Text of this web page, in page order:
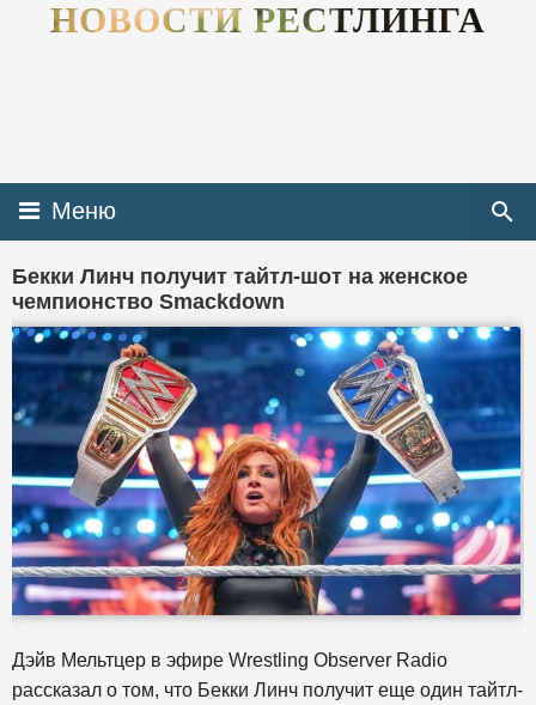
НОВОСТИ РЕСТЛИНГА
Меню
Бекки Линч получит тайтл-шот на женское
чемпионство Smackdown
Дэйв Мельтцер в эфире Wrestling Observer Radio
рассказал о том, что Бекки Линч получит еще один тайтл-